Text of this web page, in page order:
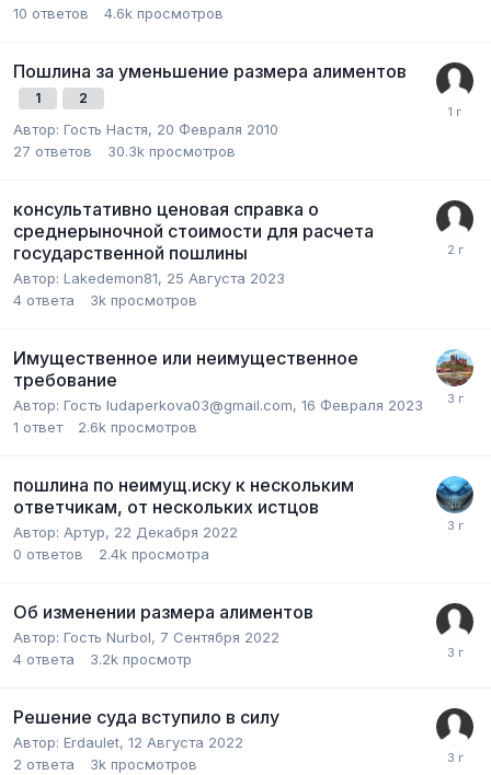
10 ответов 4.6k просмотров
Пошлина за уменьшение размера алиментов
1 2
Автор: Гость Настя, 20 Февраля 2010
27 ответов 30.3k просмотров
консультативно ценовая справка о
среднерыночной стоимости для расчета
государственной пошлины
Автор: Lakedemon81, 25 Августа 2023
4 ответа 3k просмотров
Имущественное или неимущественное
требование
Автор: Гость ludaperkova03@gmail.com, 16 Февраля 2023
1 ответ 2.6k просмотров
пошлина по неимущ.иску к нескольким
ответчикам, от нескольких истцов
Автор: Артур, 22 Декабря 2022
0 ответов 2.4k просмотра
Об изменении размера алиментов
Автор: Гость Nurbol, 7 Сентября 2022
4 ответа 3.2k просмотр
Решение суда вступило в силу
Автор: Erdaulet, 12 Августа 2022
2 ответа 3k просмотров